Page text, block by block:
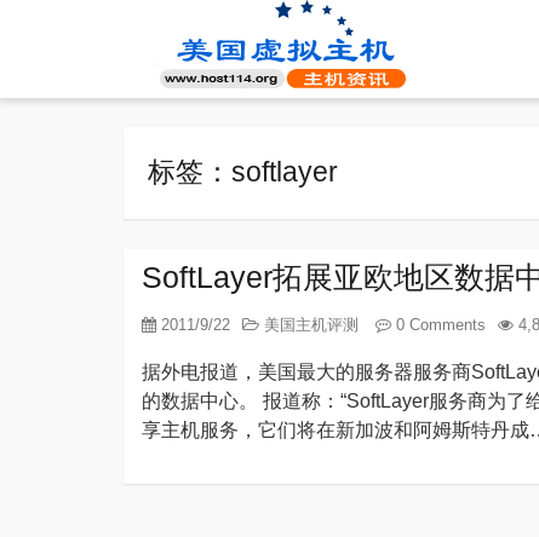
标签：softlayer
SoftLayer拓展亚欧地区数据
2011/9/22 美国主机评测 0 Comments
据外电报道，美国最大的服务器服务商
的数据中心。 报道称：“SoftLayer服务商为
享主机服务，它们将在新加波和阿姆斯特丹成